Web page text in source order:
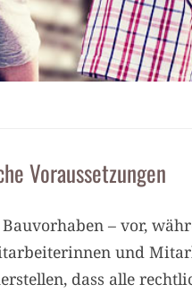
Voraussetzungen
– vor,
und
dass alle